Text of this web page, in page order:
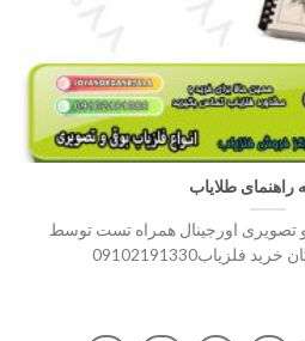
راهنمای طلایاب
تصویری اورجینال همراه تست توسط